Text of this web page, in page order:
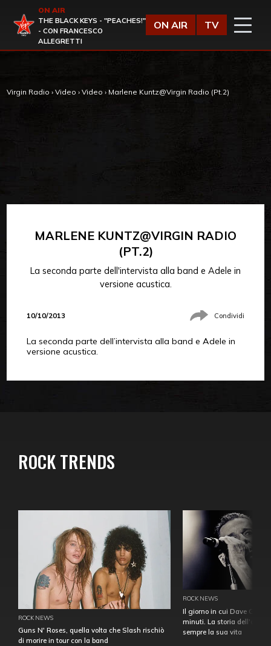
Virgin Radio
ON AIR
THE BLACK KEYS - "PEACHES!"
- CON FRANCESCO
ALLEGRETTI
ON AIR TV
Virgin Radio › Video › Video › Marlene Kuntz@Virgin Radio (Pt.2)
MARLENE KUNTZ@VIRGIN RADIO
(PT.2)
La seconda parte dell'intervista alla band e Adele in
versione acustica.
10/10/2013 Condividi
La seconda parte dell’intervista alla band e Adele in
versione acustica.
ROCK TRENDS
ROCK NEWS
Guns N' Roses, quella volta che Slash rischiò
di morire in tour con la band
ROCK NEWS
Il giorno in cui Dave
minuti. La storia
sempre la sua vita